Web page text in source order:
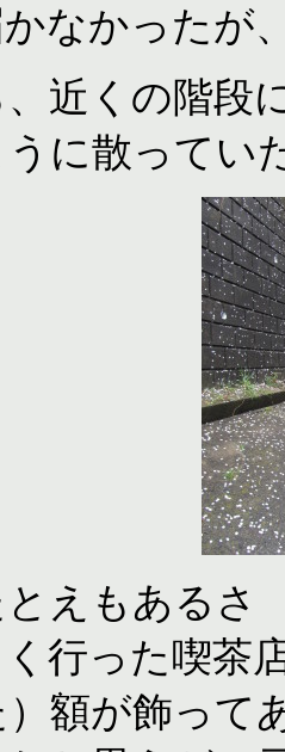
なかったが
近くの階段
に散ってい
とえもある
行った喫茶
額が飾って